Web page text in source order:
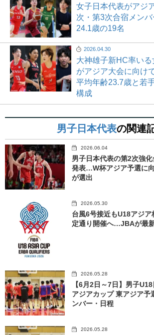
女子日本代表がアジ
次・第3次合宿メン
24.1歳の19名
2026.04.30
大神雄子新HC率い
がアジア大会に向け
平均年齢23.7歳と若
構成
男子日本代表の関連
2026.06.04
男子日本代表の第2次強
発表…W杯アジア予選に
が選出
2026.05.30
台風6号接近もU18アジ
定通り開催へ…JBAが最
2026.05.28
【6月2日～7日】男子
アジアカップ 東アジア予
ンバー・日程
2026.05.28